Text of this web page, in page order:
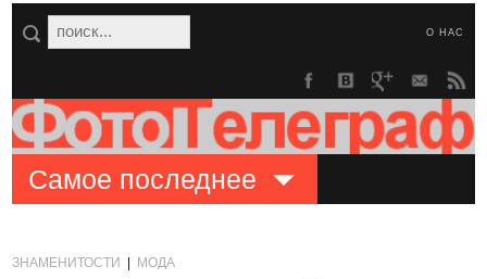
О НАС
Самое последнее
ЗНАМЕНИТОСТИ МОДА